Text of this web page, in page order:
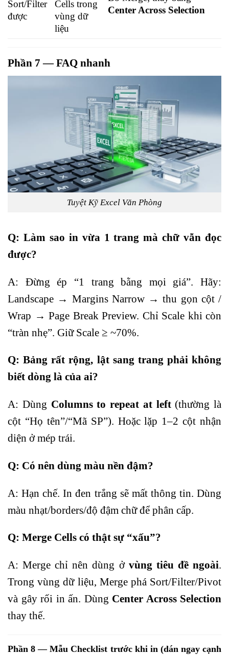
Sort/Filter
được
Cells trong
vùng dữ
liệu
Center Across Selection
Phần 7 — FAQ nhanh
Tuyệt Kỹ Excel Văn Phòng
Q: Làm sao in vừa 1 trang mà chữ vẫn đọc
được?
A: Đừng ép “1 trang bằng mọi giá”. Hãy:
Landscape → Margins Narrow → thu gọn cột /
Wrap → Page Break Preview. Chỉ Scale khi còn
“tràn nhẹ”. Giữ Scale ≥ ~70%.
Q: Bảng rất rộng, lật sang trang phải không
biết dòng là của ai?
A: Dùng Columns to repeat at left(thường là
cột “Họ tên”/“Mã SP”). Hoặc lặp 1–2 cột nhận
diện ở mép trái.
Q: Có nên dùng màu nền đậm?
A: Hạn chế. In đen trắng sẽ mất thông tin. Dùng
màu nhạt/borders/độ đậm chữ để phân cấp.
Q: Merge Cells có thật sự “xấu”?
A: Merge chỉ nên dùng ở vùng tiêu đề ngoài.
Trong vùng dữ liệu, Merge phá Sort/Filter/Pivot
và gây rối in ấn. Dùng Center Across Selection
thay thế.
Phần 8 — Mẫu Checklist trước khi in (dán ngay cạnh